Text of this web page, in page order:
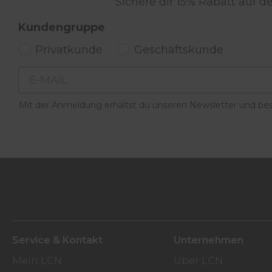
Kundengruppe
Privatkunde
Geschäftskunde
Mit der Anmeldung erhältst du unseren Newsletter und
Service & Kontakt
Mein LCN
Unternehmen
Über LCN